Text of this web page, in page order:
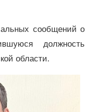
сообщений о
должность
области.